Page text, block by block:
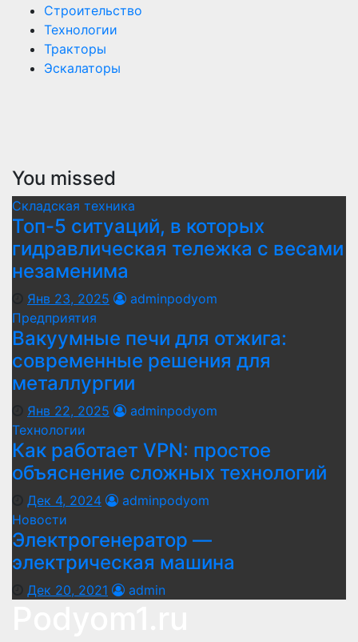
Строительство
Технологии
Тракторы
Эскалаторы
You missed
Складская техника
Топ-5 ситуаций, в которых
гидравлическая тележка с весами
незаменима
Янв 23, 2025
adminpodyom
Предприятия
Вакуумные печи для отжига:
современные решения для
металлургии
Янв 22, 2025
adminpodyom
Технологии
Как работает VPN: простое
объяснение сложных технологий
Дек 4, 2024
adminpodyom
Новости
Электрогенератор —
электрическая машина
Дек 20, 2021 admin